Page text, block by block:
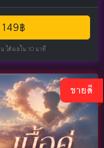
฿
ได้ผลใน 10 นาที
ขายดี